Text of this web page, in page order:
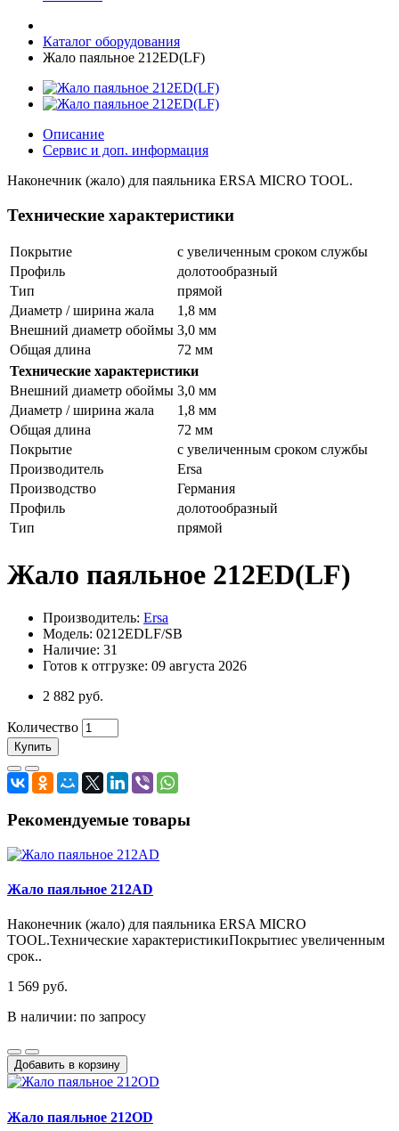
Каталог оборудования
Жало паяльное 212ED(LF)
Описание
Сервис и доп. информация
Наконечник (жало) для паяльника ERSA MICRO TOOL.
Технические характеристики
Покрытие
с увеличенным сроком службы
Профиль
долотообразный
Тип
прямой
Диаметр / ширина жала
1,8 мм
Внешний диаметр обоймы 3,0 мм
Общая длина
72 мм
Технические характеристики
Внешний диаметр обоймы 3,0 мм
Диаметр / ширина жала
1,8 мм
Общая длина
72 мм
Покрытие
с увеличенным сроком службы
Производитель
Ersa
Производство
Германия
Профиль
долотообразный
Тип
прямой
Жало паяльное 212ED(LF)
Производитель: Ersa
Модель: 0212EDLF/SB
Наличие: 31
Готов к отгрузке: 09 августа 2026
2 882 руб.
Количество
Купить
Рекомендуемые товары
Жало паяльное 212AD
Наконечник (жало) для паяльника ERSA MICRO
TOOL.Технические характеристикиПокрытиес увеличенным
срок..
1 569 руб.
В наличии: по запросу
Добавить в корзину
Жало паяльное 212OD